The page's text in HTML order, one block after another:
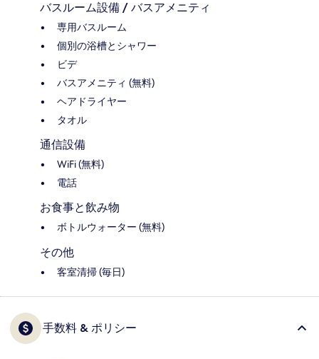
バスルーム設備 / バスアメニティ
専用バスルーム
個別の浴槽とシャワー
ビデ
バスアメニティ (無料)
ヘアドライヤー
タオル
通信設備
WiFi (無料)
電話
お食事と飲み物
ボトルウォーター (無料)
その他
客室清掃 (毎日)
手数料 & ポリシー